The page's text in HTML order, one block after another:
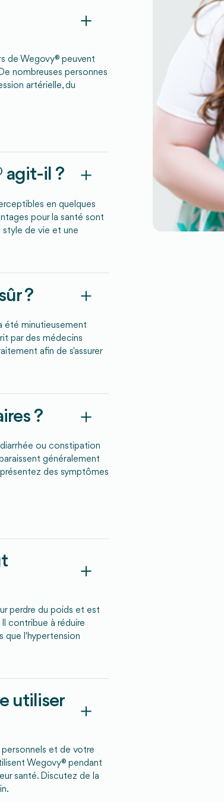
de Wegovy® peuvent
nombreuses personnes
artérielle, du
agit-il ?
en quelques
pour la santé sont
de vie et une
?
été minutieusement
par des médecins
afin de s'assurer
?
ou constipation
généralement
des symptômes
perdre du poids et est
contribue à réduire
que l'hypertension
utiliser
et de votre
Wegovy® pendant
santé. Discutez de la